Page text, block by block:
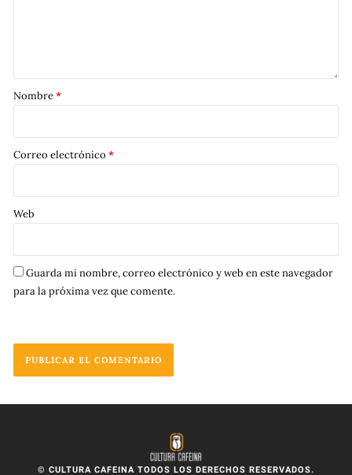
Nombre*
Correo electrónico *
Web
Guarda mi nombre, correo electrónico y web en este navegador
para la próxima vez que comente.
© CULTURA CAFEINA TODOS LOS DERECHOS RESERVADOS.